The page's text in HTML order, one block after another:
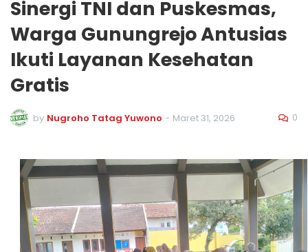
Sinergi TNI dan Puskesmas,
Warga Gunungrejo Antusias
Ikuti Layanan Kesehatan
Gratis
by Nugroho Tatag Yuwono - Maret 31, 2026 0